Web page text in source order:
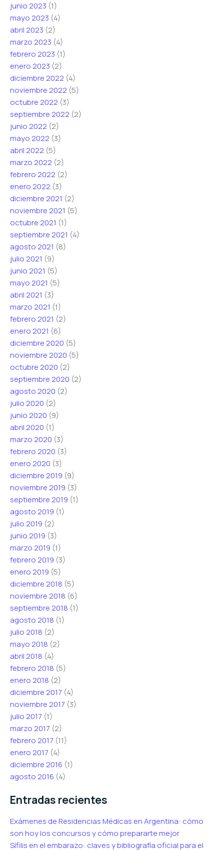
junio 2023 (1)
mayo 2023 (4)
abril 2023 (2)
marzo 2023 (4)
febrero 2023 (1)
enero 2023 (2)
diciembre 2022 (4)
noviembre 2022 (5)
octubre 2022 (3)
septiembre 2022 (2)
junio 2022 (2)
mayo 2022 (3)
abril 2022 (5)
marzo 2022 (2)
febrero 2022 (2)
enero 2022 (3)
diciembre 2021 (2)
noviembre 2021 (5)
octubre 2021 (1)
septiembre 2021 (4)
agosto 2021 (8)
julio 2021 (9)
junio 2021 (5)
mayo 2021 (5)
abril 2021 (3)
marzo 2021 (1)
febrero 2021 (2)
enero 2021 (6)
diciembre 2020 (5)
noviembre 2020 (5)
octubre 2020 (2)
septiembre 2020 (2)
agosto 2020 (2)
julio 2020 (2)
junio 2020 (9)
abril 2020 (1)
marzo 2020 (3)
febrero 2020 (3)
enero 2020 (3)
diciembre 2019 (9)
noviembre 2019 (3)
septiembre 2019 (1)
agosto 2019 (1)
julio 2019 (2)
junio 2019 (3)
marzo 2019 (1)
febrero 2019 (3)
enero 2019 (5)
diciembre 2018 (5)
noviembre 2018 (6)
septiembre 2018 (1)
agosto 2018 (1)
julio 2018 (2)
mayo 2018 (2)
abril 2018 (4)
febrero 2018 (5)
enero 2018 (2)
diciembre 2017 (4)
noviembre 2017 (3)
julio 2017 (1)
marzo 2017 (2)
febrero 2017 (11)
enero 2017 (4)
diciembre 2016 (1)
agosto 2016 (4)
Entradas recientes
Exámenes de Residencias Médicas en Argentina: cómo
son hoy los concursos y cómo prepararte mejor
Sífilis en el embarazo: claves y bibliografía oficial para el